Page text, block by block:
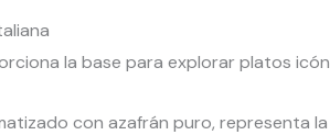
la base para explorar platos
con azafrán puro, representa la